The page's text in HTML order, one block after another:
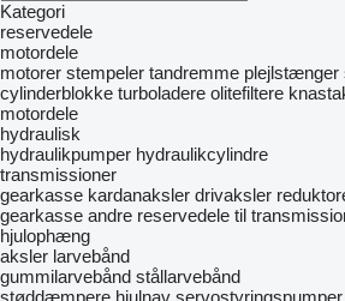
Kategori
reservedele
motordele
motorer stempeler tandremme plejlstænger
cylinderblokke turboladere olitefiltere
motordele
hydraulisk
hydraulikpumper hydraulikcylindre
transmissioner
gearkasse kardanaksler drivaksler
gearkasse andre reservedele til
hjulophæng
aksler larvebånd
gummilarvebånd stållarvebånd
støddæmpere hjulnav servostyringspumper